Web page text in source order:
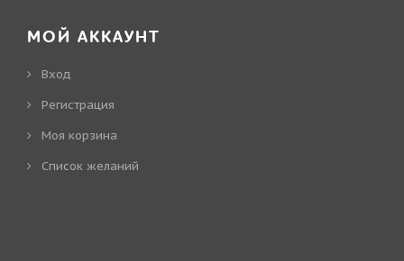
МОЙ АККАУНТ
Вход
Регистрация
Моя корзина
Cписок желаний